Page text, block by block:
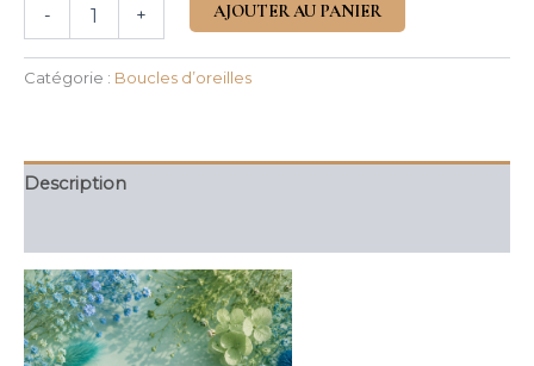
- + AJOUTER AU PANIER
Catégorie : Boucles d’oreilles
Description